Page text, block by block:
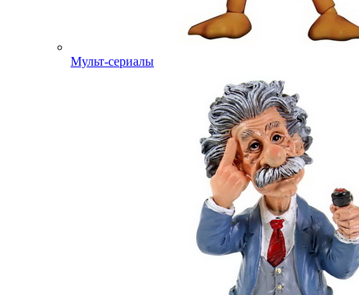
Мульт-сериалы